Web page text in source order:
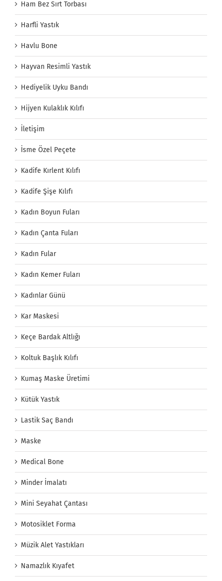
Ham Bez Sırt Torbası
Harfli Yastık
Havlu Bone
Hayvan Resimli Yastık
Hediyelik Uyku Bandı
Hijyen Kulaklık Kılıfı
İletişim
İsme Özel Peçete
Kadife Kırlent Kılıfı
Kadife Şişe Kılıfı
Kadın Boyun Fuları
Kadın Çanta Fuları
Kadın Fular
Kadın Kemer Fuları
Kadınlar Günü
Kar Maskesi
Keçe Bardak Altlığı
Koltuk Başlık Kılıfı
Kumaş Maske Üretimi
Kütük Yastık
Lastik Saç Bandı
Maske
Medical Bone
Minder İmalatı
Mini Seyahat Çantası
Motosiklet Forma
Müzik Alet Yastıkları
Namazlık Kıyafet